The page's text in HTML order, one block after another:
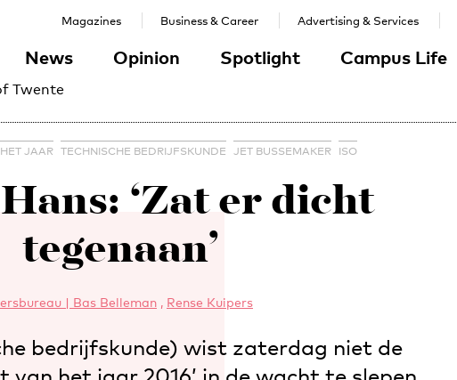
Twente
News Opinion Spotlight Campus Life
Magazines Business & Career Advertising & Services
JAAR TECHNISCHE BEDRIJFSKUNDE JET BUSSEMAKER ISO
‘Zat er dicht
tegenaan’
| Bas Belleman , Rense Kuipers
bedrijfskunde) wist zaterdag niet de